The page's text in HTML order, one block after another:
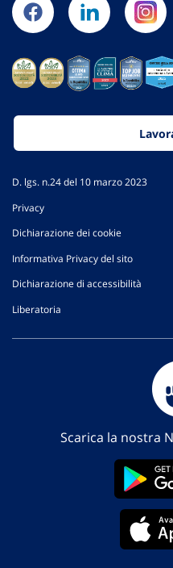
D. lgs. n.24 del 10 marzo 2023
Privacy
Dichiarazione dei cookie
Informativa Privacy del sito
Dichiarazione di accessibilità
Liberatoria
Scarica la nostra